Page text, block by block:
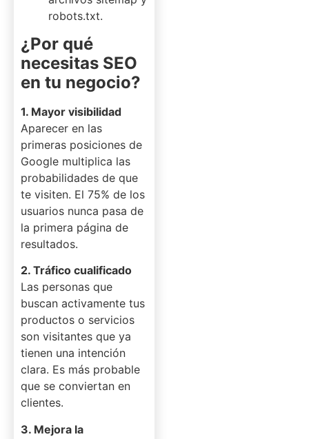
robots.txt.
¿Por qué
necesitas SEO
en tu negocio?
1. Mayor visibilidad
Aparecer en las
primeras posiciones de
Google multiplica las
probabilidades de que
te visiten. El 75% de los
usuarios nunca pasa de
la primera página de
resultados.
2. Tráfico cualificado
Las personas que
buscan activamente tus
productos o servicios
son visitantes que ya
tienen una intención
clara. Es más probable
que se conviertan en
clientes.
3. Mejora la